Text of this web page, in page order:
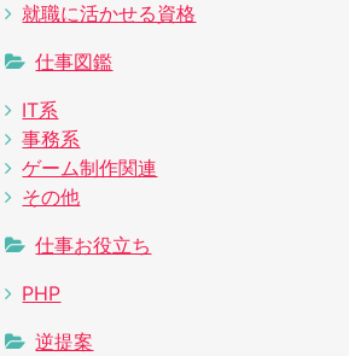
就職に活かせる資格
仕事図鑑
IT系
事務系
ゲーム制作関連
その他
仕事お役立ち
PHP
逆提案